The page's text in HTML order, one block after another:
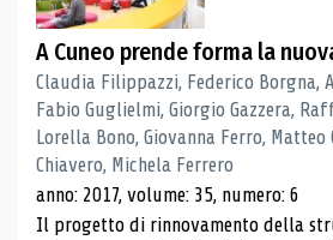
A Cuneo prende forma la
Claudia Filippazzi, Federico Borgna,
Fabio Guglielmi, Giorgio Gazzera,
Lorella Bono, Giovanna Ferro,
Chiavero, Michela Ferrero
anno: 2017, volume: 35, numero: 6
Il progetto di rinnovamento della